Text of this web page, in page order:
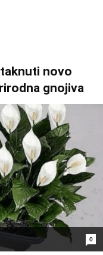
novo
gnojiva
0